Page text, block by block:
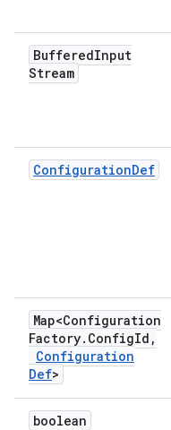
BufferedInput
Stream
ConfigurationDef
Map<Configuration
Factory. ConfigId ,
Configuration
Def>
boolean